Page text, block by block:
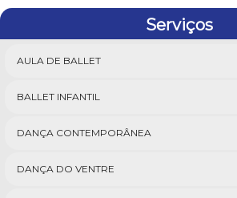
Serviços
AULA DE BALLET
BALLET INFANTIL
DANÇA CONTEMPORÂNEA
DANÇA DO VENTRE